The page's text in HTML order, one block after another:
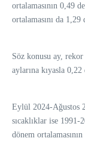
ortalamasının 0,49
ortalamasını da 1,29
Söz konusu ay,
aylarına kıyasla 0,22
Eylül 2024-Ağustos
sıcaklıklar ise 1991-
dönem